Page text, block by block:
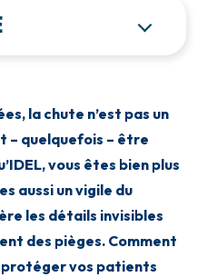
la chute n’est pas un
– quelquefois – être
vous êtes bien plus
aussi un vigile du
les détails invisibles
des pièges. Comment
vos patients